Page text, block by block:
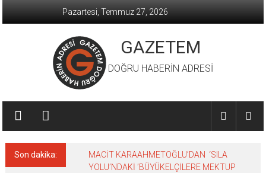
Pazartesi, Temmuz 27, 2026
GAZETEM
DOĞRU HABERİN ADRESİ
Son dakika:
MACİT KARAAHMETOĞLU’DAN ‘SILA
YOLU’NDAKİ ’BÜYÜKELÇİLERE MEKTUP